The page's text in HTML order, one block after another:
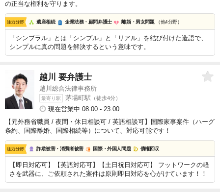
の正当な権利を守ります。
遺産相続 企業法務・顧問弁護士 離婚・男女問題 （他4分野）
「シンプラル」とは「シンプル」と「リアル」を結び付けた造語で、
シンプルに真の問題を解決するという意味です。
越川 要弁護士
越川総合法律事務所
最寄り駅 茅場町駅 （徒歩4分）
現在営業中 08:00 - 23:00
【元外務省職員 / 夜間・休日相談可 / 英語相談可】国際家事案件（ハーグ
条約、国際離婚、国際相続等）について、対応可能です！
詐欺被害・消費者被害 国際・外国人問題 債権回収
【即日対応可】【英語対応可】【土日祝日対応可】 フットワークの軽
さを武器に、ご依頼された案件は原則即日対応を心がけています！！